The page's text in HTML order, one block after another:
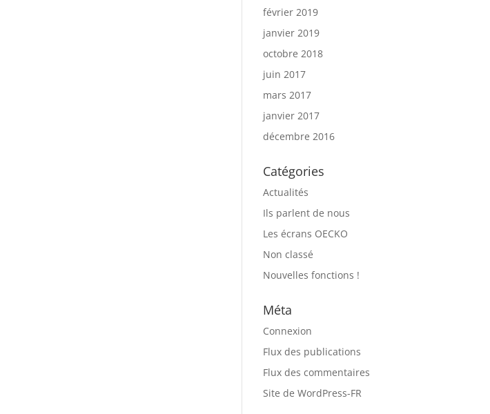
février 2019
janvier 2019
octobre 2018
juin 2017
mars 2017
janvier 2017
décembre 2016
Catégories
Actualités
Ils parlent de nous
Les écrans OECKO
Non classé
Nouvelles fonctions !
Méta
Connexion
Flux des publications
Flux des commentaires
Site de WordPress-FR